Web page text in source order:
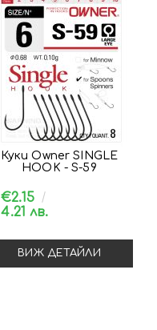
Куки Owner SINGLE
HOOK - S-59
€2.15
4.21 лв.
ВИЖ ДЕТАЙЛИ